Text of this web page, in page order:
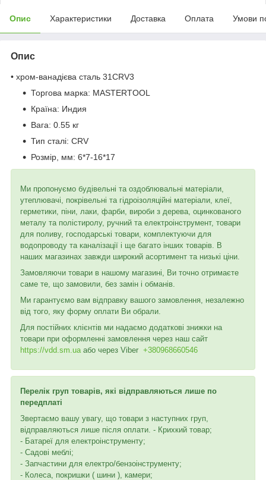
Опис Характеристики Доставка Оплата Умови
Опис
• хром-ванадієва сталь 31CRV3
Торгова марка: MASTERTOOL
Країна: Индия
Вага: 0.55 кг
Тип сталі: CRV
Розмір, мм: 6*7-16*17
Ми пропонуємо будівельні та оздоблювальні матеріали,
утеплювачі, покрівельні та гідроізоляційні матеріали, клеї,
герметики, піни, лаки, фарби, вироби з дерева, оцинкованого
металу та полістиролу, ручний та електроінструмент, товари
для поливу, господарські товари, комплектуючи для
водопроводу та каналізації і ще багато інших товарів. В
наших магазинах завжди широкий асортимент та низькі ціни.
Замовляючи товари в нашому магазині, Ви точно отримаєте
саме те, що замовили, без замін і обманів.
Ми гарантуємо вам відправку вашого замовлення, незалежно
від того, яку форму оплати Ви обрали.
Для постійних клієнтів ми надаємо додаткові знижки на
товари при оформленні замовлення через наш сайт
https://vdd.sm.ua або через Viber +380968660546
Перелік груп товарів, які відправляються лише по
передплаті
Звертаємо вашу увагу, що товари з наступних груп,
відправляються лише після оплати. - Крихкий товар;
- Батареї для електроінструменту;
- Садові меблі;
- Запчастини для електро/бензоінструменту;
- Колеса, покришки ( шини ), камери;